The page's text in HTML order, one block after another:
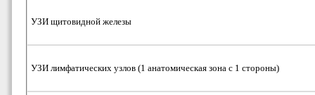
УЗИ щитовидной железы
УЗИ лимфатических узлов (1 анатомическая зона с 1 стороны)